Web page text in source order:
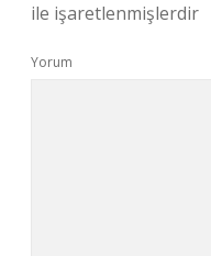
ile işaretlenmişlerdir
Yorum